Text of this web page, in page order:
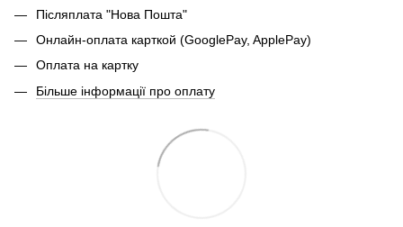
Післяплата "Нова Пошта"
Онлайн-оплата карткой (GooglePay, ApplePay)
Оплата на картку
Більше інформації про оплату